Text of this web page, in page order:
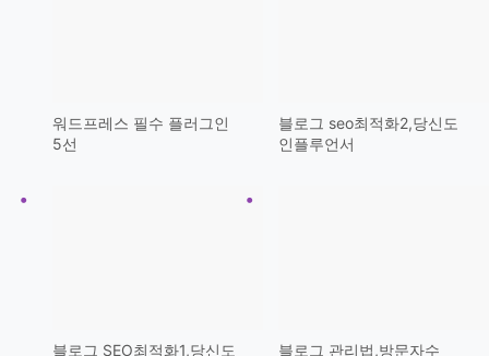
워드프레스 필수 플러그인
5선
블로그 seo최적화2,당신도
인플루언서
블로그 SEO최적화1,당신도
블로그 관리법,방문자수